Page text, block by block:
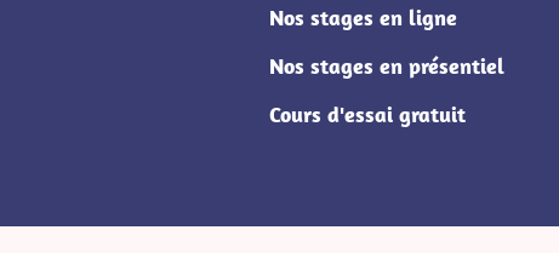
Nos stages en ligne
Nos stages en présentiel
Cours d'essai gratuit